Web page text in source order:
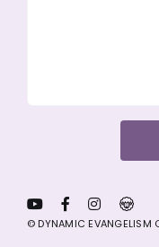
© DYNAMIC EVANGELISM